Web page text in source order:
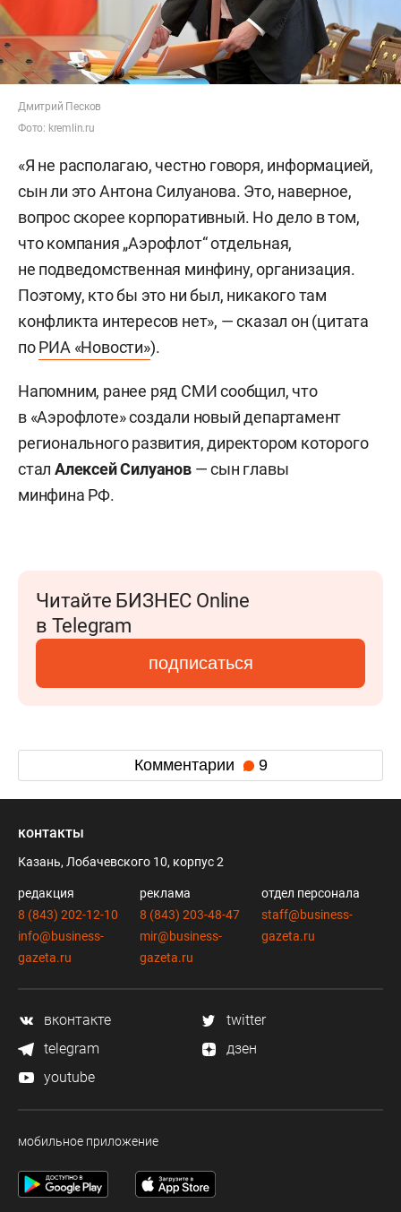
Дмитрий Песков
Фото: kremlin.ru
«Я не располагаю, честно говоря, информацией,
сын ли это Антона Силуанова. Это, наверное,
вопрос скорее корпоративный. Но дело в том,
что компания „Аэрофлот“ отдельная,
не подведомственная минфину, организация.
Поэтому, кто бы это ни был, никакого там
конфликта интересов нет», — сказал он (цитата
поРИА «Новости»).
Напомним, ранее ряд СМИ сообщил, что
в «Аэрофлоте» создали новый департамент
регионального развития, директором которого
стал Алексей Силуанов— сын главы
минфина РФ.
Читайте БИЗНЕС Online
в Telegram
подписаться
Комментарии 9
контакты
Казань, Лобачевского 10, корпус 2
редакция
8 (843) 202-12-10
info@business-
gazeta.ru
реклама
8 (843) 203-48-47
mir@business-
gazeta.ru
отдел персонала
staff@business-
gazeta.ru
вконтакте
twitter
telegram
дзен
youtube
мобильное приложение